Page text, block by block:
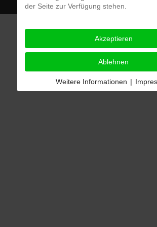
Das sagen unsere
der Seite zur Verfügung stehen.
Akzeptieren
Ablehnen
Weitere Informationen |